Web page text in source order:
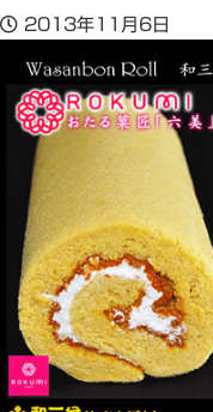
2013年11月6日